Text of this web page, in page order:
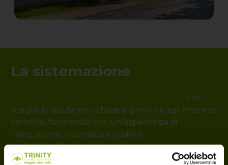
La sistemazione
, che
sceglie lo studente in base al profilo e agli interessi
condivisi, favorendo così un’esperienza di
integrazione autentica e positiva.
Le host family possono avere composizioni molto
diverse, senza alcuna discriminazione legata a